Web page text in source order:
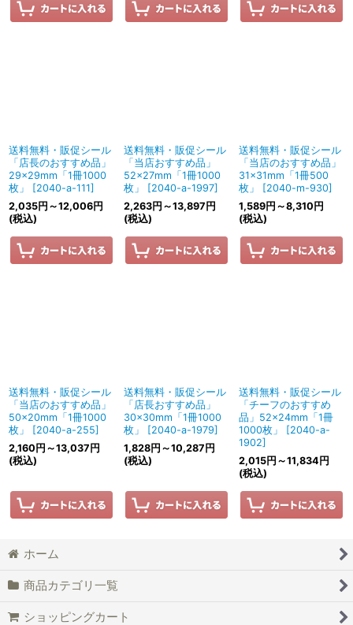
送料無料・販促シール
「店長のおすすめ品」
29×29mm「1冊1000
枚」
[2040-a-111]
2,035円 ～12,006円
(税込)
送料無料・販促シール
「当店おすすめ品」
52×27mm「1冊1000
枚」
[2040-a-1997]
2,263円 ～13,897 円
(税込)
送料無料・販促シール
「当店のおすすめ品」
31×31mm「1冊500
枚」
[2040-m-930]
1,589円 ～8,310 円
(税込)
送料無料・販促シール
「当店のおすすめ品」
50×20mm「1冊1000
枚」
[2040-a-255]
2,160 円 ～13,037 円
(税込)
送料無料・販促シール
「店長おすすめ品」
30×30mm「1冊1000
枚」
[2040-a-1979]
1,828円 ～10,287 円
(税込)
送料無料・販促シール
「チーフのおすすめ
品」52×24mm「1冊
1000枚」
[2040-a-
1902]
2,015円 ～11,834 円
(税込)
ホーム
商品カテゴリ一覧
ショッピングカート